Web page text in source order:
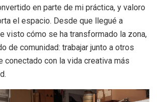
en parte de mi práctica, y valoro
el espacio. Desde que llegué a
visto cómo se ha transformado la zona,
de comunidad: trabajar junto a otros
conectado con la vida creativa más